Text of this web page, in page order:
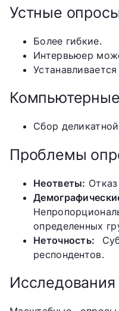
Устные
Более гибкие.
Интервьюер
Сбор
Проблемы
Неответы:
определенных
Неточность:
респондентов.
Исследования